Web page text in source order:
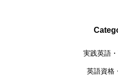
実践英語
英語資格